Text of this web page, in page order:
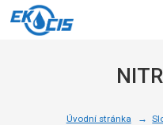
Úvodní stránka